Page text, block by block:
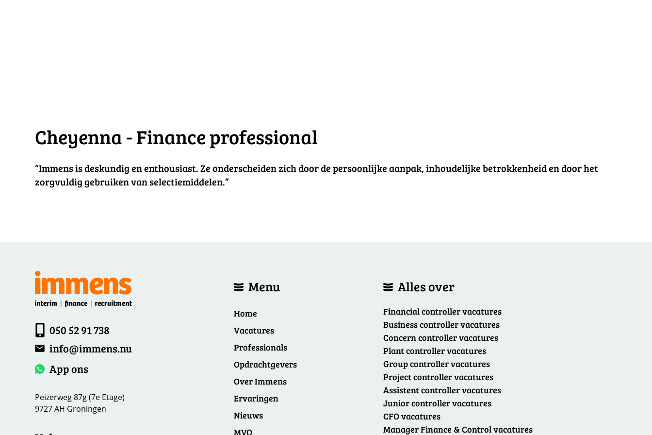
Cheyenna - Finance professional
“Immens is deskundig en enthousiast. Ze onderscheiden zich door de persoonlijke aanpak, inhoudelijke betrokkenheid en door het
zorgvuldig gebruiken van selectiemiddelen.”
050 52 91 738
info@immens.nu
App ons
Peizerweg 87g (7e Etage)
9727 AH Groningen
Menu
Home
Vacatures
Professionals
Opdrachtgevers
Over Immens
Ervaringen
Nieuws
MVO
Alles over
Financial controller vacatures
Business controller vacatures
Concern controller vacatures
Plant controller vacatures
Group controller vacatures
Project controller vacatures
Assistent controller vacatures
Junior controller vacatures
CFO vacatures
Manager Finance & Control vacatures